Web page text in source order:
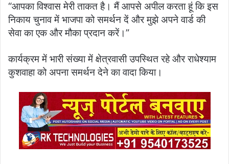
“आपका विश्वास मेरी ताकत है। मैं आपसे अपील करता हूं कि इस
निकाय चुनाव में भाजपा को समर्थन दें और मुझे अपने वार्ड की
सेवा का एक और मौका प्रदान करें।”
कार्यक्रम में भारी संख्या में क्षेत्रवासी उपस्थित रहे और राधेश्याम
कुशवाहा को अपना समर्थन देने का वादा किया।